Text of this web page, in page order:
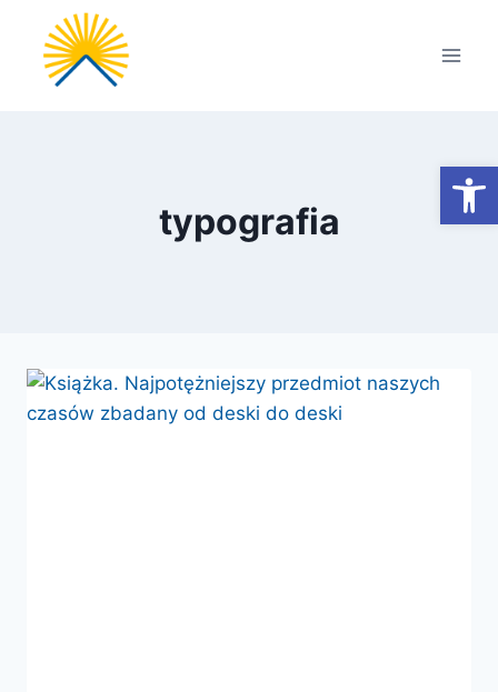
Przejdź
treści
typografia